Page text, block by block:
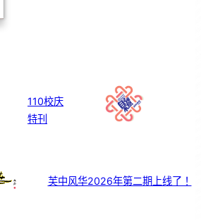
110校庆
特刊
芙中风华2026年第二期上线了！